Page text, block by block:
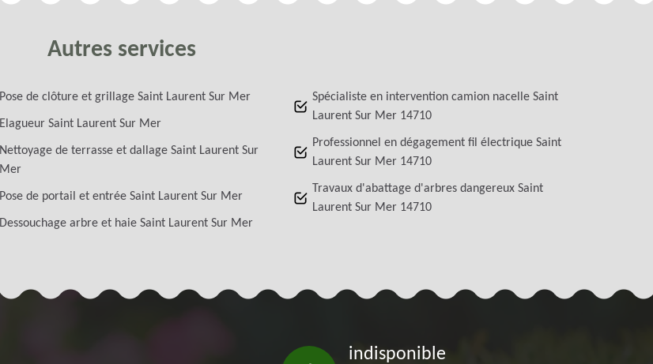
Autres services
Pose de clôture et grillage Saint Laurent Sur Mer
Elagueur Saint Laurent Sur Mer
Nettoyage de terrasse et dallage Saint Laurent Sur
Mer
Pose de portail et entrée Saint Laurent Sur Mer
Dessouchage arbre et haie Saint Laurent Sur Mer
Spécialiste en intervention camion nacelle Saint
Laurent Sur Mer 14710
Professionnel en dégagement fil électrique Saint
Laurent Sur Mer 14710
Travaux d'abattage d'arbres dangereux Saint
Laurent Sur Mer 14710
indisponible